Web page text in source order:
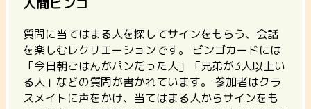
質問に当てはまる人を探してサインをもらう、会話
を楽しむレクリエーションです。
ビンゴカードには
「今日朝ごはんがパンだった人」「兄弟が3人以上い
る人」などの質問が書かれています。 参加者はクラ
スメイトに声をかけ、当てはまる人からサインをも